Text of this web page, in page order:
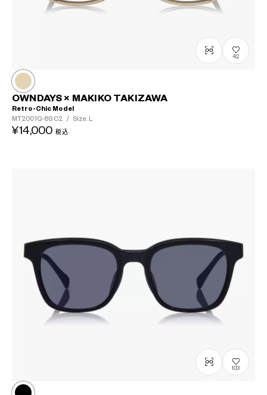
42
OWNDAYS × MAKIKO TAKIZAWA
Retro-Chic Model
MT2001Q-6S C2 / Size: L
¥14,000 税込
103